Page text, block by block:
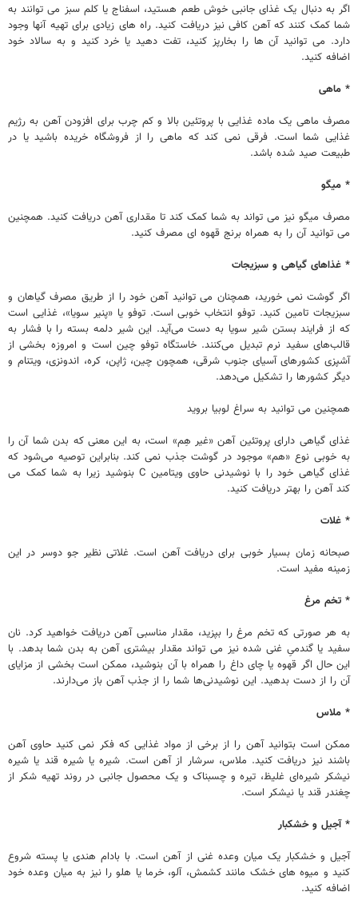
اگر به دنبال یک غذای جانبی خوش طعم هستید، اسفناج یا کلم سبز می توانند به
شما کمک کنند که آهن کافی نیز دریافت کنید. راه های زیادی برای تهیه آنها وجود
دارد. می توانید آن ها را بخارپز کنید، تفت دهید یا خرد کنید و به سالاد خود
اضافه کنید.
* ماهی
مصرف ماهی یک ماده غذایی با پروتئین بالا و کم چرب برای افزودن آهن به رژیم
غذایی شما است. فرقی نمی کند که ماهی را از فروشگاه خریده باشید یا در
طبیعت صید شده باشد.
* میگو
مصرف میگو نیز می تواند به شما کمک کند تا مقداری آهن دریافت کنید. همچنین
می توانید آن را به همراه برنج قهوه ای مصرف کنید.
* غذاهای گیاهی و سبزیجات
اگر گوشت نمی خورید، همچنان می توانید آهن خود را از طریق مصرف گیاهان و
سبزیجات تامین کنید. توفو انتخاب خوبی است. توفو یا «پنیر سویا»، غذایی است
که از فرایند بستن شیر سویا به دست می‌آید. این شیر دلمه بسته را با فشار به
قالب‌های سفید نرم تبدیل می‌کنند. خاستگاه توفو چین است و امروزه بخشی از
آشپزی کشورهای آسیای جنوب شرقی، همچون چین، ژاپن، کره، اندونزی، ویتنام و
دیگر کشورها را تشکیل می‌دهد.
همچنین می توانید به سراغ لوبیا بروید
غذای گیاهی دارای پروتئین آهن «غیر هِم» است، به این معنی که بدن شما آن را
به خوبی نوع «هم» موجود در گوشت جذب نمی کند. بنابراین توصیه می‌شود که
غذای گیاهی خود را با نوشیدنی حاوی ویتامین C بنوشید زیرا به شما کمک می
کند آهن را بهتر دریافت کنید.
* غلات
صبحانه زمان بسیار خوبی برای دریافت آهن است. غلاتی نظیر جو دوسر در این
زمینه مفید است.
* تخم مرغ
به هر صورتی که تخم مرغ را بپزید، مقدار مناسبی آهن دریافت خواهید کرد. نان
سفید یا گندمیِ غنی شده نیز می تواند مقدار بیشتری آهن به بدن شما بدهد. با
این حال اگر قهوه یا چای داغ را همراه با آن بنوشید، ممکن است بخشی از مزایای
آن را از دست بدهید. این نوشیدنی‌ها شما را از جذب آهن باز می‌دارند.
* ملاس
ممکن است بتوانید آهن را از برخی از مواد غذایی که فکر نمی کنید حاوی آهن
باشند نیز دریافت کنید. ملاس، سرشار از آهن است. شیره یا شیره قند یا شیره
نیشکر شیره‌ای غلیظ، تیره و چسبناک و یک محصول جانبی در روند تهیه شکر از
چغندر قند یا نیشکر است.
* آجیل و خشکبار
آجیل و خشکبار یک میان وعده غنی از آهن است. با بادام هندی یا پسته شروع
کنید و میوه های خشک مانند کشمش، آلو، خرما یا هلو را نیز به میان وعده خود
اضافه کنید.